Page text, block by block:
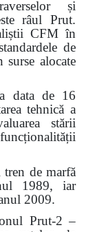
și
râul Prut.
CFM în
de
alocate
data de 16
tehnică a
stării
tren de marfă
1989, iar
2009.
Prut-2 –